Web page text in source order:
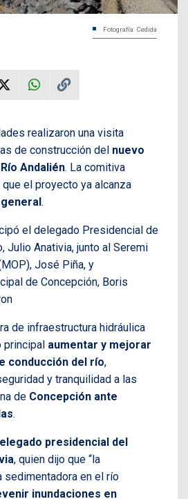
Fotografía: Cedida
realizaron una visita
de construcción del nuevo
Andalién. La comitiva
el proyecto ya alcanza
.
el delegado Presidencial de
Julio Anativia, junto al Seremi
José Piña, y
de Concepción, Boris
de infraestructura hidráulica
principal aumentar y mejorar
conducción del río,
y tranquilidad a las
de Concepción ante
.
presidencial del
, quien dijo que “la
sedimentadora en el río
inundaciones en